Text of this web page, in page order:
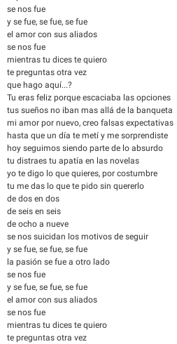
se nos fue
y se fue, se fue, se fue
el amor con sus aliados
se nos fue
mientras tu dices te quiero
te preguntas otra vez
que hago aquí...?
Tu eras feliz porque escaciaba las opciones
tus sueños no iban mas allá de la banqueta
mi amor por nuevo, creo falsas expectativas
hasta que un día te metí y me sorprendiste
hoy seguimos siendo parte de lo absurdo
tu distraes tu apatía en las novelas
yo te digo lo que quieres, por costumbre
tu me das lo que te pido sin quererlo
de dos en dos
de seis en seis
de ocho a nueve
se nos suicidan los motivos de seguir
y se fue, se fue, se fue
la pasión se fue a otro lado
se nos fue
y se fue, se fue, se fue
el amor con sus aliados
se nos fue
mientras tu dices te quiero
te preguntas otra vez